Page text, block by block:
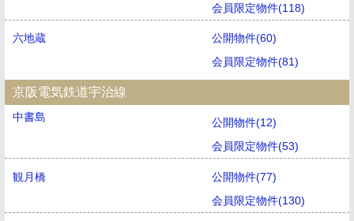
会員限定物件(118)
六地蔵
公開物件(60)
会員限定物件(81)
京阪電気鉄道宇治線
中書島
公開物件(12)
会員限定物件(53)
観月橋
公開物件(77)
会員限定物件(130)